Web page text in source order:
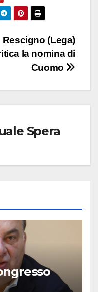
Rescigno (Lega)
la nomina di
Cuomo
Spera